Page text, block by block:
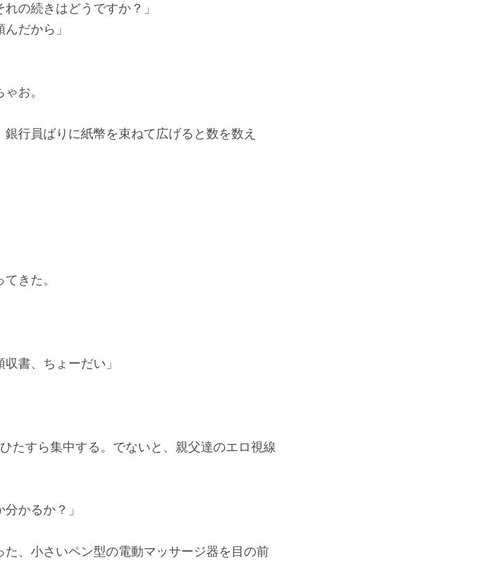
の続きはどうですか？」
だから」
お。
行員ばりに紙幣を束ねて広げると数を数え
きた。
書、ちょーだい」
たすら集中する。でないと、親父達のエロ視線
かるか？」
、小さいペン型の電動マッサージ器を目の前